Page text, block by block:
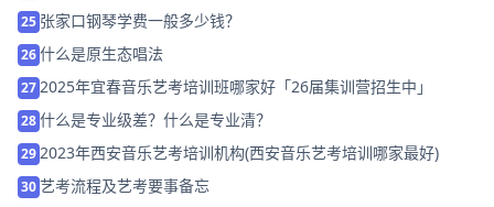
25 张家口钢琴学费一般多少钱？
26什么是原生态唱法
272025年宜春音乐艺考培训班哪家好「26届集训营招生中」
28什么是专业级差？什么是专业清？
292023年西安音乐艺考培训机构(西安音乐艺考培训哪家最好)
30艺考流程及艺考要事备忘